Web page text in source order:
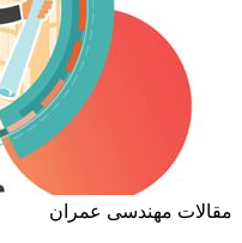
مهندسی عمران